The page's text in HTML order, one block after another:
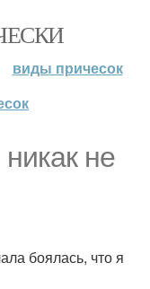
виды причесок
не
боялась, что я